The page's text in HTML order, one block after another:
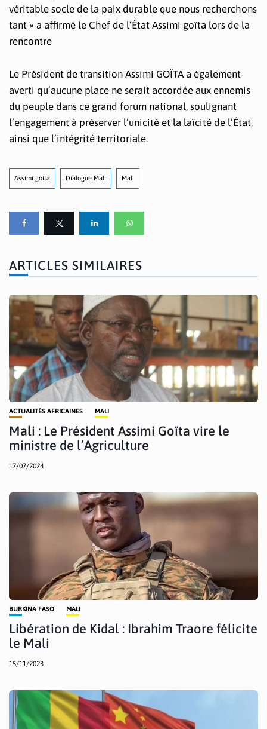
véritable socle de la paix durable que nous recherchons
tant » a affirmé le Chef de l’État Assimi goïta lors de la
rencontre
Le Président de transition Assimi GOÏTA a également
averti qu’aucune place ne serait accordée aux ennemis
du peuple dans ce grand forum national, soulignant
l’engagement à préserver l’unicité et la laïcité de l’État,
ainsi que l’intégrité territoriale.
Assimi goita Dialogue Mali Mali
ARTICLES SIMILAIRES
ACTUALITÉS AFRICAINES MALI
Mali : Le Président Assimi Goïta vire le
ministre de l’Agriculture
17/07/2024
BURKINA FASO MALI
Libération de Kidal : Ibrahim Traore félicite
le Mali
15/11/2023